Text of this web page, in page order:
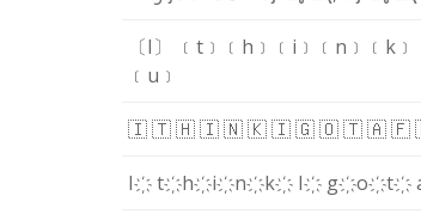
〔I〕 ﹝t﹞ ﹝h﹞ ﹝i﹞ ﹝n﹞ ﹝k﹞
﹝u﹞
🇮🇹🇭🇮🇳🇰🇮🇬🇴🇹🇦🇫
I҉t҉h҉i҉n҉k҉ I҉ g҉o҉t҉